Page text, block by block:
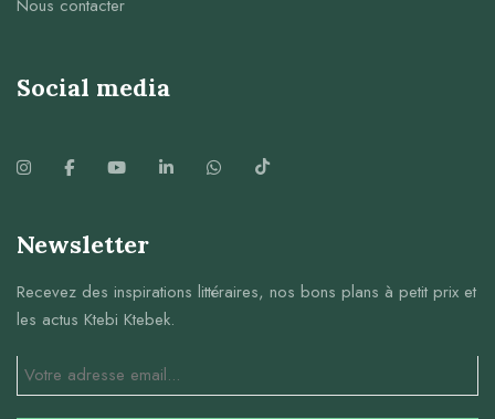
Nous contacter
Social media
Newsletter
Recevez des inspirations littéraires, nos bons plans à petit prix et
les actus Ktebi Ktebek.